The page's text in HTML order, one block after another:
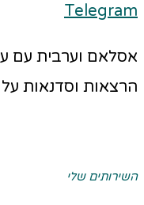
Telegram
אסלאם וערבית עם
הרצאות וסדנאות
השירותים שלי